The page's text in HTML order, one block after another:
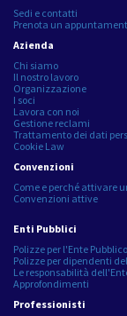
Sedi e contatti
Prenota un
Azienda
Chi siamo
Il nostro lavoro
Organizzazione
I soci
Lavora con noi
Gestione reclami
Trattamento dei dati
Cookie Law
Convenzioni
Come e perché attivare
Convenzioni attive
Enti Pubblici
Polizze per l'Ente Pubblico
Polizze per dipendenti
Le responsabilità
Approfondimenti
Professionisti